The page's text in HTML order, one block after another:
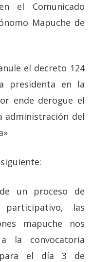
el Comunicado
Mapuche de
el decreto 124
presidenta en la
ende derogue el
administración del
un proceso de
las
mapuche nos
la convocatoria
el día 3 de